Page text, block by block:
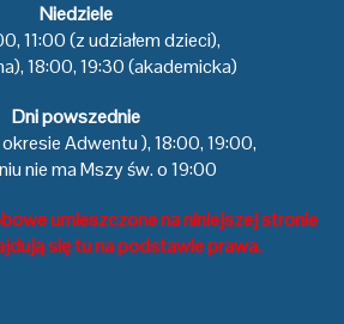
Niedziele
11:00 (z udziałem dzieci),
18:00, 19:30 (akademicka)
Dni powszednie
Adwentu ), 18:00, 19:00,
nie ma Mszy św. o 19:00
umieszczone na niniejszej stronie
się tu na podstawie prawa.